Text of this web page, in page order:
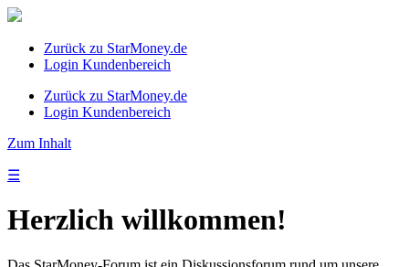
Zurück zu StarMoney.de
Login Kundenbereich
Zurück zu StarMoney.de
Login Kundenbereich
Zum Inhalt
☰
Herzlich willkommen!